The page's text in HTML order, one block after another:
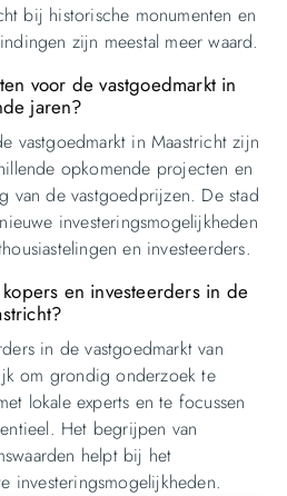
bij historische monumenten en
zijn meestal meer waard.
voor de vastgoedmarkt in
jaren?
vastgoedmarkt in Maastricht zijn
opkomende projecten en
van de vastgoedprijzen. De stad
investeringsmogelijkheden
en investeerders.
en investeerders in de
in de vastgoedmarkt van
om grondig onderzoek te
lokale experts en te focussen
Het begrijpen van
helpt bij het
investeringsmogelijkheden.